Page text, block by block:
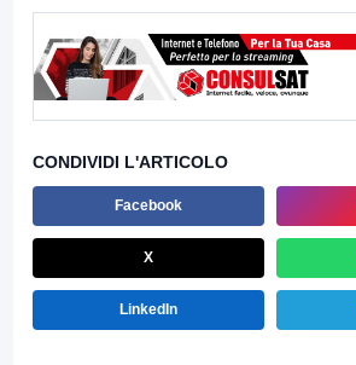
CONDIVIDI L'ARTICOLO
Facebook
X
LinkedIn